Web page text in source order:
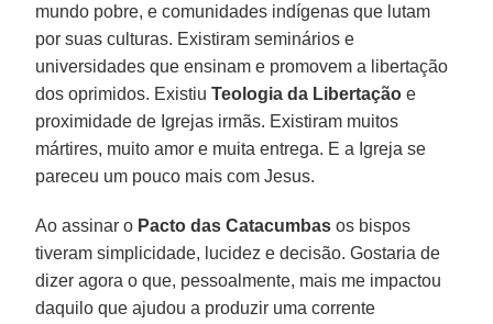
mundo pobre, e comunidades indígenas que lutam
por suas culturas. Existiram seminários e
universidades que ensinam e promovem a libertação
dos oprimidos. ExistiuTeologia da Libertação e
proximidade de Igrejas irmãs. Existiram muitos
mártires, muito amor e muita entrega. E a Igreja se
pareceu um pouco mais com Jesus.
Ao assinar o Pacto das Catacumbas os bispos
tiveram simplicidade, lucidez e decisão. Gostaria de
dizer agora o que, pessoalmente, mais me impactou
daquilo que ajudou a produzir uma corrente